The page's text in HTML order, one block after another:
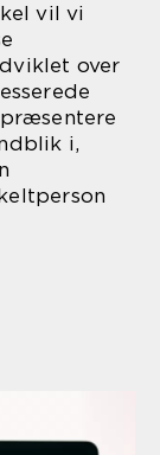
vil vi
over
i,